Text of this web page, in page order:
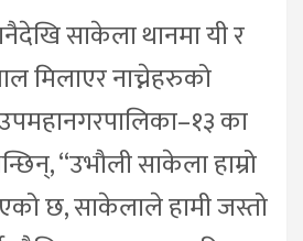
साकेला थानमा यी र
मिलाएर नाच्नेहरुको
का
“उभौली साकेला हाम्रो
छ, साकेलाले हामी जस्तो